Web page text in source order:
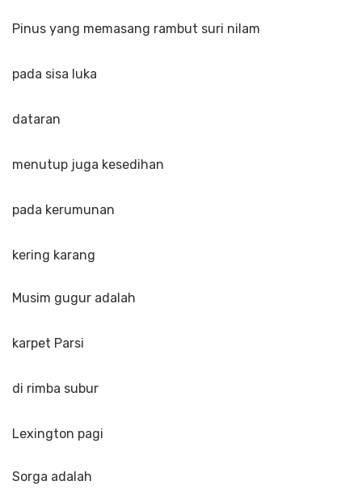
Pinus yang memasang rambut suri nilam
pada sisa luka
dataran
menutup juga kesedihan
pada kerumunan
kering karang
Musim gugur adalah
karpet Parsi
di rimba subur
Lexington pagi
Sorga adalah